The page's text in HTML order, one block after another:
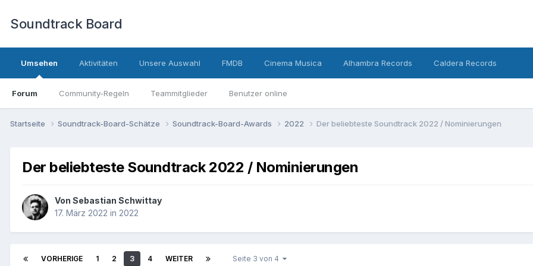
Soundtrack Board
Umsehen
Forum Community-Regeln Teammitglieder Benutzer online
Aktivitäten Unsere Auswahl FMDB Cinema Musica Alhambra Records Caldera Records
Startseite Soundtrack-Board-Schätze Soundtrack-Board-Awards 2022 Der beliebteste Soundtrack 2022 / Nominierungen
Der beliebteste Soundtrack 2022 / Nominierungen
Von Sebastian Schwittay
17. März 2022 in 2022
VORHERIGE 1 2 3 4 WEITER Seite 3 von 4